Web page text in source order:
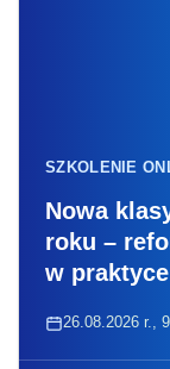
SZKOLENIE
Nowa
roku –
w praktyce
26.08.2026 r.,